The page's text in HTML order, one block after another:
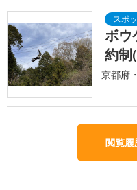
ボウ
約制
京都府
閲覧履